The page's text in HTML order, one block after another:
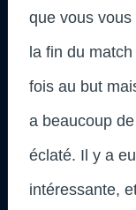
que vous vous
la fin du
fois au but
a beaucoup
éclaté. Il y a
intéressante,